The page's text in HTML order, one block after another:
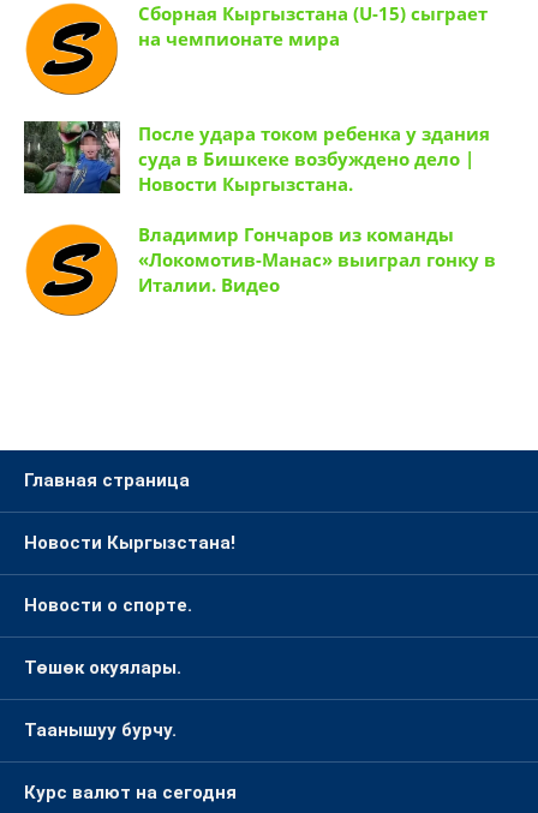
Сборная Кыргызстана (U-15) сыграет
на чемпионате мира
После удара током ребенка у здания
суда в Бишкеке возбуждено дело |
Новости Кыргызстана.
Владимир Гончаров из команды
«Локомотив-Манас» выиграл гонку в
Италии. Видео
Главная страница
Новости Кыргызстана!
Новости о спорте.
Төшөк окуялары.
Таанышуу бурчу.
Курс валют на сегодня